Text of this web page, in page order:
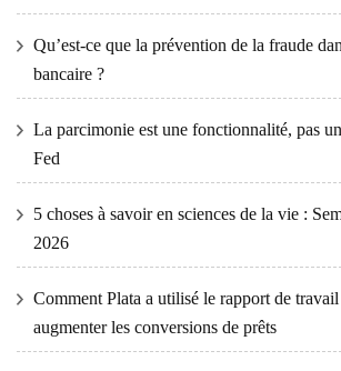
Qu’est-ce que la prévention de la fraude
bancaire ?
La parcimonie est une fonctionnalité, pas
Fed
5 choses à savoir en sciences de la vie :
2026
Comment Plata a utilisé le rapport de
augmenter les conversions de prêts